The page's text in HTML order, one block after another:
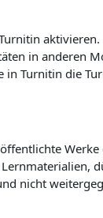
aktivieren.
in anderen
Turnitin die
Werke
nicht